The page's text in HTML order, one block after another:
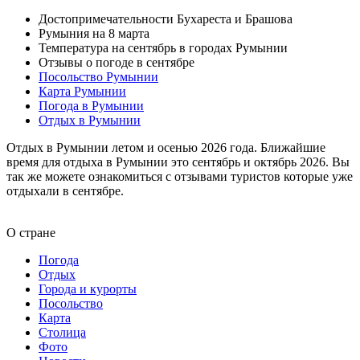
Достопримечательности Бухареста и Брашова
Румыния на 8 марта
Температура на сентябрь в городах Румынии
Отзывы о погоде в сентябре
Посольство Румынии
Карта Румынии
Погода в Румынии
Отдых в Румынии
Отдых в Румынии летом и осенью 2026 года. Ближайшие
время для отдыха в Румынии это сентябрь и октябрь 2026. Вы
так же можете ознакомиться с отзывами туристов которые уже
отдыхали в сентябре.
О стране
Погода
Отдых
Города и курорты
Посольство
Карта
Столица
Фото